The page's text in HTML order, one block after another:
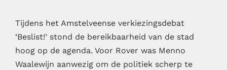
Tijdens het Amstelveense verkiezingsdebat
‘Beslist!’ stond de bereikbaarheid van de stad
hoog op de agenda. Voor Rover was Menno
Waalewijn aanwezig om de politiek scherp te